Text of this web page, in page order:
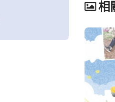
相